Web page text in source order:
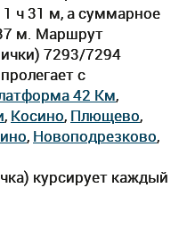
ч 31 м, а суммарное
м. Маршрут
7293/7294
c
42 Км,
, Косино, Плющево,
, Новоподрезково,
курсирует каждый